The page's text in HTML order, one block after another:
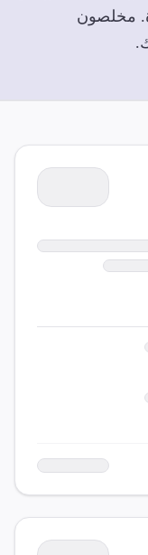
. مخلصون